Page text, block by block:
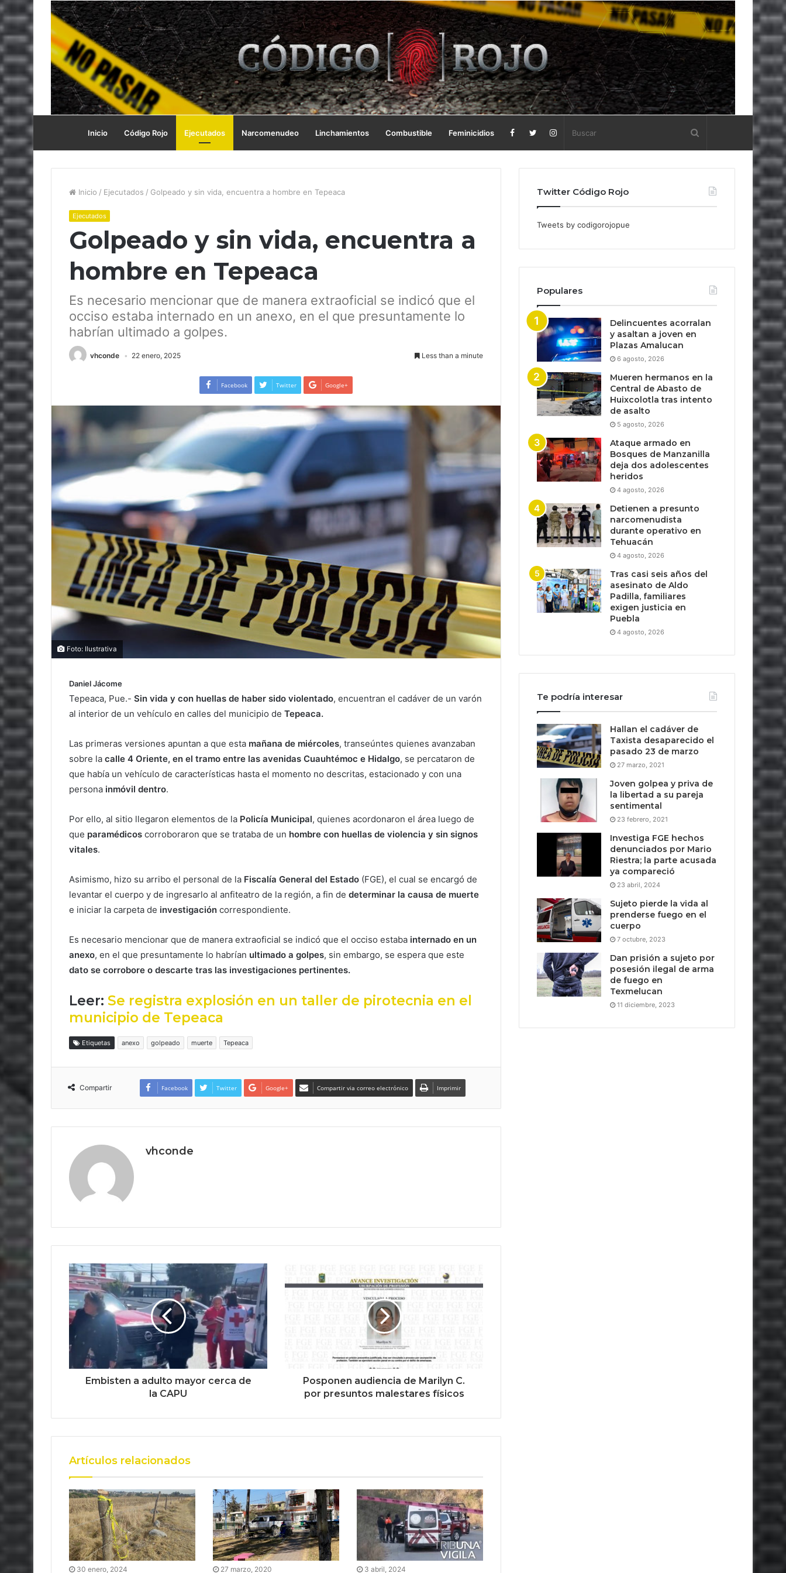
Inicio Código Rojo Ejecutados Narcomenudeo Linchamientos Combustible Feminicidios
Inicio / Ejecutados / Golpeado y sin vida, encuentra a hombre en Tepeaca
Ejecutados
Golpeado y sin vida, encuentra a
hombre en Tepeaca
Es necesario mencionar que de manera extraoficial se indicó que el
occiso estaba internado en un anexo, en el que presuntamente lo
habrían ultimado a golpes.
vhconde 22 enero, 2025 Less than a minute
Facebook Twitter Google+
Foto: Ilustrativa
Daniel Jácome
Tepeaca, Pue.- Sin vida y con huellas de haber sido violentado, encuentran el cadáver de un varón
al interior de un vehículo en calles del municipio de Tepeaca.
Las primeras versiones apuntan a que esta mañana de miércoles, transeúntes quienes avanzaban
sobre la calle 4 Oriente, en el tramo entre las avenidas Cuauhtémoc e Hidalgo, se percataron de
que había un vehículo de características hasta el momento no descritas, estacionado y con una
persona inmóvil dentro.
Por ello, al sitio llegaron elementos de la Policía Municipal, quienes acordonaron el área luego de
que paramédicos corroboraron que se trataba de un hombre con huellas de violencia y sin signos
vitales.
Asimismo, hizo su arribo el personal de la Fiscalía General del Estado (FGE), el cual se encargó de
levantar el cuerpo y de ingresarlo al anfiteatro de la región, a fin de determinar la causa de muerte
e iniciar la carpeta de investigación correspondiente.
Es necesario mencionar que de manera extraoficial se indicó que el occiso estaba internado en un
anexo, en el que presuntamente lo habrían ultimado a golpes, sin embargo, se espera que este
dato se corrobore o descarte tras las investigaciones pertinentes.
Leer: Se registra explosión en un taller de pirotecnia en el
municipio de Tepeaca
Etiquetas anexo golpeado muerte Tepeaca
Compartir Facebook Twitter Google+ Compartir via correo electrónico Imprimir
vhconde
Embisten a adulto mayor cerca de
la CAPU
Posponen audiencia de Marilyn C.
por presuntos malestares físicos
Artículos relacionados
30 enero, 2024 27 marzo, 2020 3 abril, 2024
Twitter Código Rojo
Tweets by codigorojopue
Populares
Delincuentes acorralan
y asaltan a joven en
Plazas Amalucan
6 agosto, 2026
Mueren hermanos en la
Central de Abasto de
Huixcolotla tras intento
de asalto
5 agosto, 2026
Ataque armado en
Bosques de Manzanilla
deja dos adolescentes
heridos
4 agosto, 2026
Detienen a presunto
narcomenudista
durante operativo en
Tehuacán
4 agosto, 2026
Tras casi seis años del
asesinato de Aldo
Padilla, familiares
exigen justicia en
Puebla
4 agosto, 2026
Te podría interesar
Hallan el cadáver de
Taxista desaparecido el
pasado 23 de marzo
27 marzo, 2021
Joven golpea y priva de
la libertad a su pareja
sentimental
23 febrero, 2021
Investiga FGE hechos
denunciados por Mario
Riestra; la parte acusada
ya compareció
23 abril, 2024
Sujeto pierde la vida al
prenderse fuego en el
cuerpo
7 octubre, 2023
Dan prisión a sujeto por
posesión ilegal de arma
de fuego en
Texmelucan
11 diciembre, 2023